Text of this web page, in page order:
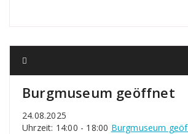
Burgmuseum geöffnet
24.08.2025
Uhrzeit: 14:00 - 18:00 Burgmuseum